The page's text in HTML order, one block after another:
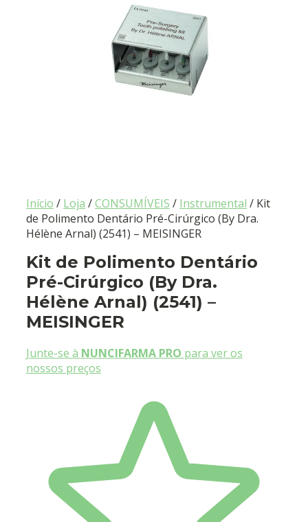
Início / Loja /CONSUMÍVEIS / Instrumental / Kit
de Polimento Dentário Pré-Cirúrgico (By Dra.
Hélène Arnal) (2541) – MEISINGER
Kit de Polimento Dentário
Pré-Cirúrgico (By Dra.
Hélène Arnal) (2541) –
MEISINGER
Junte-se à NUNCIFARMA PRO para ver os
nossos preços